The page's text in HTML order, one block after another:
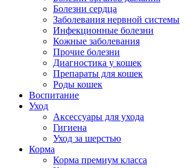
Болезни сердца
Заболевания нервной системы
Инфекционные болезни
Кожные заболевания
Прочие болезни
Диагностика у кошек
Препараты для кошек
Роды кошек
Воспитание
Уход
Аксессуары для ухода
Гигиена
Уход за шерстью
Корма
Корма премиум класса